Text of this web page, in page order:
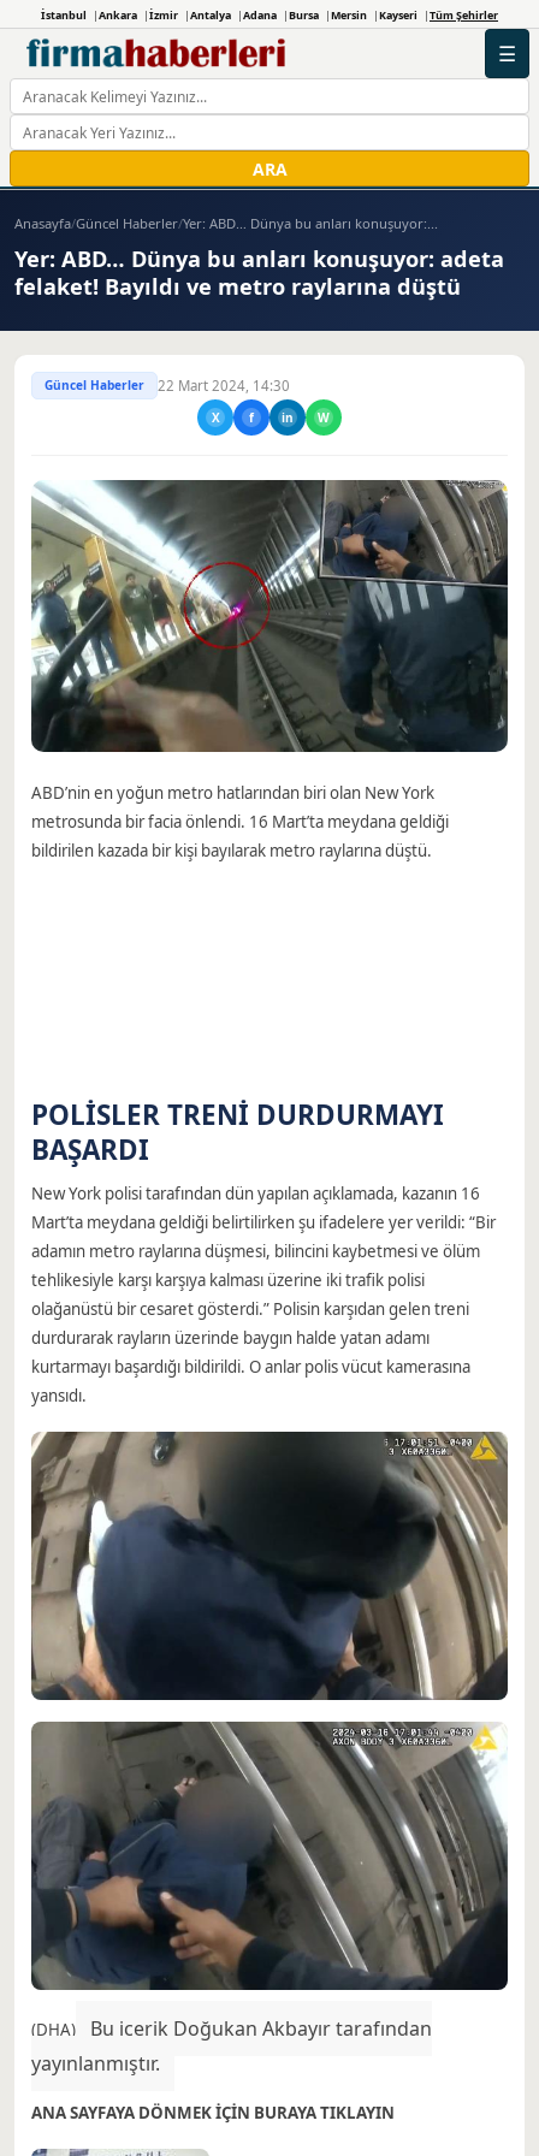
İstanbul Ankara İzmir Antalya Adana Bursa Mersin Kayseri Tüm Şehirler
ARA
☰
Anasayfa/Güncel Haberler/Yer: ABD… Dünya bu anları konuşuyor:...
Yer: ABD… Dünya bu anları konuşuyor: adeta
felaket! Bayıldı ve metro raylarına düştü
Güncel Haberler 22 Mart 2024, 14:30
X f in W
ABD’nin en yoğun metro hatlarından biri olan New York
metrosunda bir facia önlendi. 16 Mart’ta meydana geldiği
bildirilen kazada bir kişi bayılarak metro raylarına düştü.
POLİSLER TRENİ DURDURMAYI
BAŞARDI
New York polisi tarafından dün yapılan açıklamada, kazanın 16
Mart’ta meydana geldiği belirtilirken şu ifadelere yer verildi: “Bir
adamın metro raylarına düşmesi, bilincini kaybetmesi ve ölüm
tehlikesiyle karşı karşıya kalması üzerine iki trafik polisi
olağanüstü bir cesaret gösterdi.” Polisin karşıdan gelen treni
durdurarak rayların üzerinde baygın halde yatan adamı
kurtarmayı başardığı bildirildi. O anlar polis vücut kamerasına
yansıdı.
(DHA)
Bu içerik Doğukan Akbayır tarafından
yayınlanmıştır.
ANA SAYFAYA DÖNMEK İÇİN BURAYA TIKLAYIN